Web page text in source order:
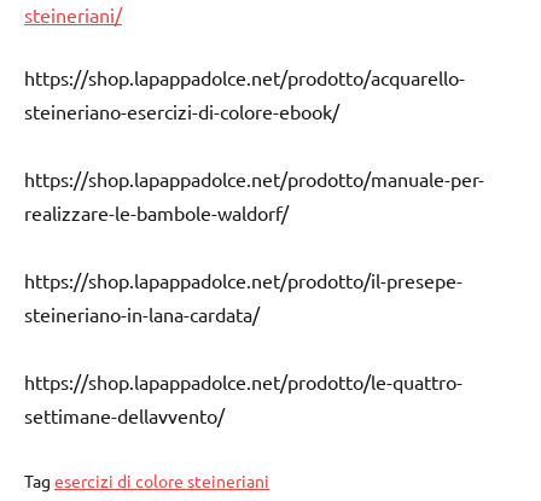
steineriani/
https://shop.lapappadolce.net/prodotto/acquarello-
steineriano-esercizi-di-colore-ebook/
https://shop.lapappadolce.net/prodotto/manuale-per-
realizzare-le-bambole-waldorf/
https://shop.lapappadolce.net/prodotto/il-presepe-
steineriano-in-lana-cardata/
https://shop.lapappadolce.net/prodotto/le-quattro-
settimane-dellavvento/
Tag esercizi di colore steineriani